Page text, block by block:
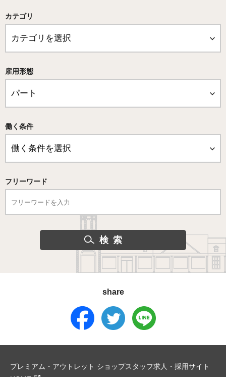
カテゴリ
雇用形態
働く条件
フリーワード
share
プレミアム・アウトレット ショップスタッフ求人・採用サイト